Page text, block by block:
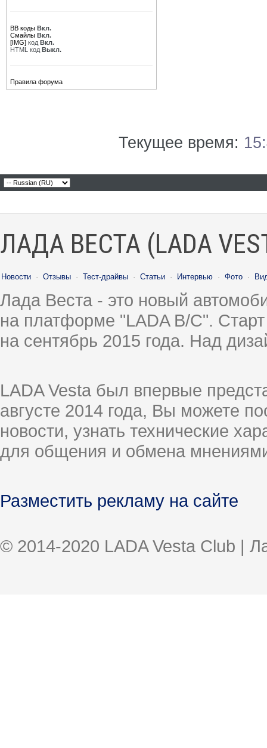
BB коды Вкл.
Смайлы Вкл.
[IMG] код Вкл.
HTML код Выкл.
Правила форума
Текущее время:
ЛАДА ВЕСТА (LADA
Новости · Отзывы · Тест-драйвы · Статьи · Интервью · Фото ·
Лада Веста - это новый
на платформе "LADA B/C".
на сентябрь 2015 года. Над
LADA Vesta был впервые
августе 2014 года, Вы можете
новости, узнать технические
для общения и обмена
Разместить рекламу на сайте
© 2014-2020 LADA Vesta Club |